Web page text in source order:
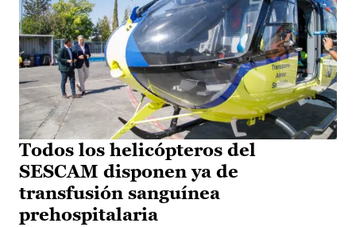
Todos los helicópteros del
SESCAM disponen ya de
transfusión sanguínea
prehospitalaria